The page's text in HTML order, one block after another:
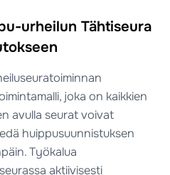
urheilun Tähtiseura
joka on kaikkien
avulla seurat voivat
huippusuunnistuksen
Työkalua
aktiivisesti